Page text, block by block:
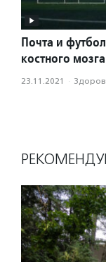
Почта и
костного мозга
23.11.2021 ·